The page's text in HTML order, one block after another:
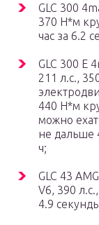
GLC 300
370 Н*м
час за 6.2
GLC 300 E
211 л.с.,
440 Н*м
можно
не дальше
ч;
GLC 43
V6, 390
4.9